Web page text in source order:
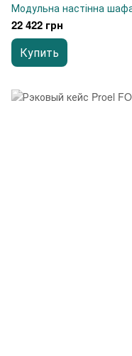
Модульна настінна
22 422 грн
Купить